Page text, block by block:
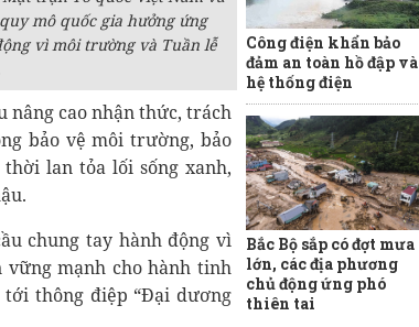
mô quốc gia hưởng ứng
vì môi trường và Tuần lễ
nâng cao nhận thức, trách
bảo vệ môi trường, bảo
lan tỏa lối sống xanh,
chung tay hành động vì
vững mạnh cho hành tinh
thông điệp “Đại dương
Công điện khẩn bảo
đảm an toàn hồ đập và
hệ thống điện
Bắc Bộ sắp có đợt mưa
lớn, các địa phương
chủ động ứng phó
thiên tai